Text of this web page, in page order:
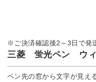
※ご決済確認後2～3日で発
三菱 蛍光ペン ウ
ペン先の窓から文字が見え